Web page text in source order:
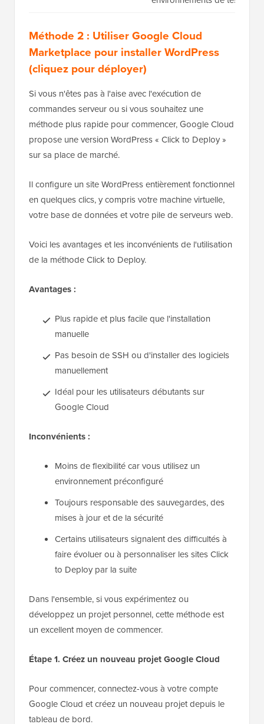
Méthode 2 : Utiliser Google Cloud
Marketplace pour installer WordPress
(cliquez pour déployer)
Si vous n'êtes pas à l'aise avec l'exécution de
commandes serveur ou si vous souhaitez une
méthode plus rapide pour commencer, Google Cloud
propose une version WordPress « Click to Deploy »
sur sa place de marché.
Il configure un site WordPress entièrement fonctionnel
en quelques clics, y compris votre machine virtuelle,
votre base de données et votre pile de serveurs web.
Voici les avantages et les inconvénients de l'utilisation
de la méthode Click to Deploy.
Avantages :
Plus rapide et plus facile que l'installation
manuelle
Pas besoin de SSH ou d'installer des logiciels
manuellement
Idéal pour les utilisateurs débutants sur
Google Cloud
Inconvénients :
Moins de flexibilité car vous utilisez un
environnement préconfiguré
Toujours responsable des sauvegardes, des
mises à jour et de la sécurité
Certains utilisateurs signalent des difficultés à
faire évoluer ou à personnaliser les sites Click
to Deploy par la suite
Dans l'ensemble, si vous expérimentez ou
développez un projet personnel, cette méthode est
un excellent moyen de commencer.
Étape 1. Créez un nouveau projet Google Cloud
Pour commencer, connectez-vous à votre compte
Google Cloud et créez un nouveau projet depuis le
tableau de bord.